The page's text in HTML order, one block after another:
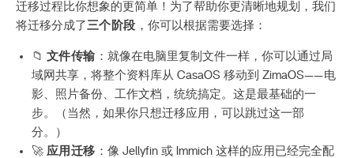
迁移过程比你想象的更简单！为了帮助你更清晰地规划，我们
将迁移分成了三个阶段 ，你可以根据需要选择：
📁 文件传输 ：就像在电脑里复制文件一样，你可以通过局
域网共享，将整个资料库从 CasaOS 移动到 ZimaOS——电
影、照片备份、工作文档，统统搞定。这是最基础的一
步。（当然，如果你只想迁移应用，可以跳过这一部
分。）
🚀 应用迁移 ：像 Jellyfin 或 Immich 这样的应用已经完全配